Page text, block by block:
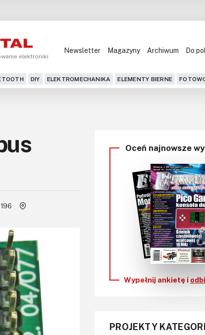
elektroniki
Newsletter Magazyny Archiwum Do
DIY ELEKTROMECHANIKA ELEMENTY BIERNE
Blog
DIY+
Czytelnia
Dla Ciebie
KITy AVT
Kontakt
196
Oceń najnowsze
Wypełnij ankietę i
PROJEKTY